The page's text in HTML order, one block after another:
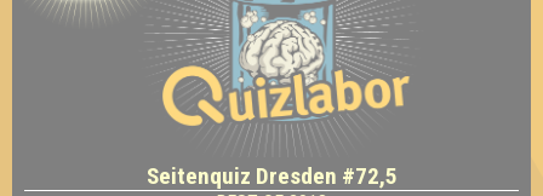
Seitenquiz Dresden #72,5